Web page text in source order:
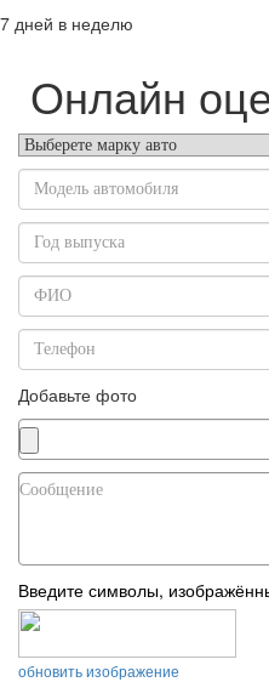
7 дней в неделю
Онлайн
Добавьте фото
Введите символы,
обновить изображение